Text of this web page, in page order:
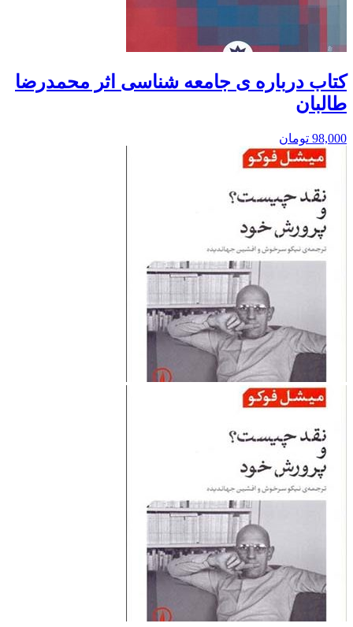
کتاب درباره ی جامعه شناسی اثر محمدرضا
طالبان
98,000 تومان